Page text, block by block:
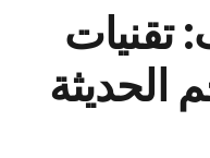
تقنيات
الحديثة